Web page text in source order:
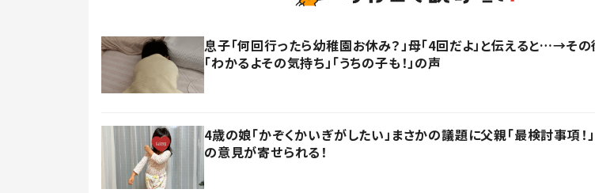
息子「何回行ったら幼稚園お休み？」母「4回だよ」と伝えると…→そ
「わかるよその気持ち」「うちの子も！」の声
4歳の娘「かぞくかいぎがしたい」まさかの議題に父親「最検討事項
の意見が寄せられる！